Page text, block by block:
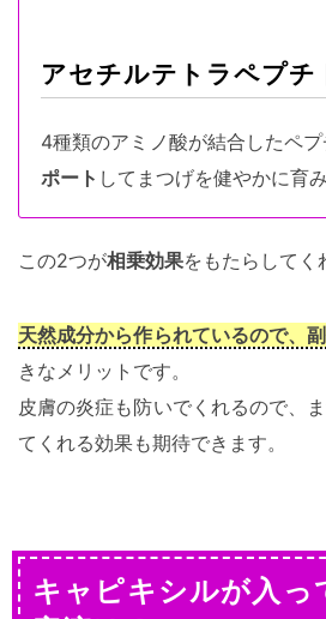
アセチルテトラペプチ
4種類のアミノ酸が結合したペプ
ポート してまつげを健やかに育み
この2つが相乗効果をもたらしてく
天然成分から作られているので、
きなメリットです。
皮膚の炎症も防いでくれるので、
てくれる効果も期待できます。
キャピキシルが入っ